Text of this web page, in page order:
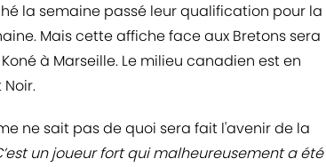
la semaine passé leur qualification pour la
Mais cette affiche face aux Bretons sera
à Marseille. Le milieu canadien est en
ne sait pas de quoi sera fait l'avenir de la
un joueur fort qui malheureusement a été